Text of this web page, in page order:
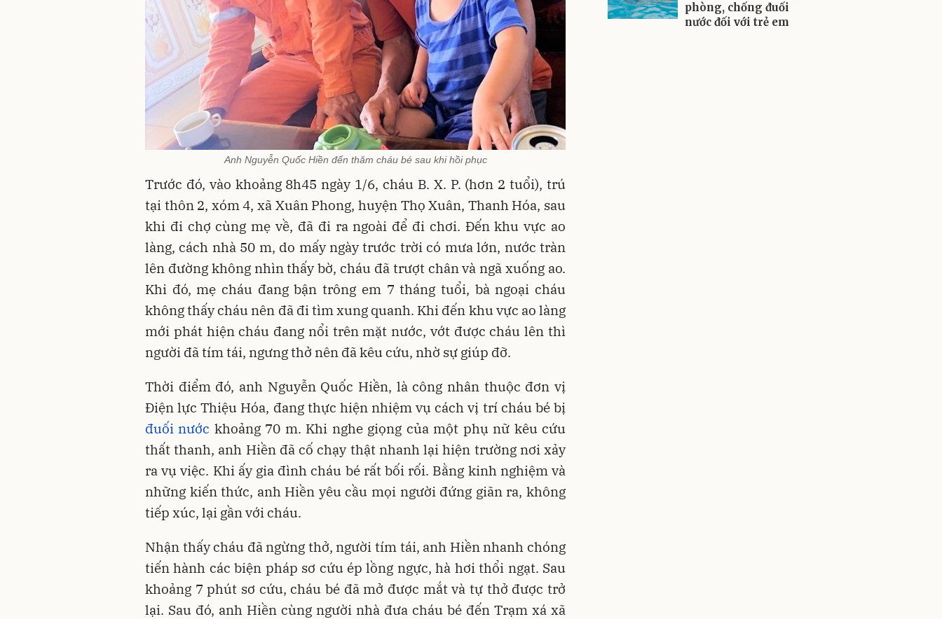
Anh Nguyễn Quốc Hiền đến thăm cháu bé sau khi hồi phục
Trước đó, vào khoảng 8h45 ngày 1/6, cháu B. X. P. (hơn 2 tuổi), trú
tại thôn 2, xóm 4, xã Xuân Phong, huyện Thọ Xuân, Thanh Hóa, sau
khi đi chợ cùng mẹ về, đã đi ra ngoài để đi chơi. Đến khu vực ao
làng, cách nhà 50 m, do mấy ngày trước trời có mưa lớn, nước tràn
lên đường không nhìn thấy bờ, cháu đã trượt chân và ngã xuống ao.
Khi đó, mẹ cháu đang bận trông em 7 tháng tuổi, bà ngoại cháu
không thấy cháu nên đã đi tìm xung quanh. Khi đến khu vực ao làng
mới phát hiện cháu đang nổi trên mặt nước, vớt được cháu lên thì
người đã tím tái, ngưng thở nên đã kêu cứu, nhờ sự giúp đỡ.
Thời điểm đó, anh Nguyễn Quốc Hiền, là công nhân thuộc đơn vị
Điện lực Thiệu Hóa, đang thực hiện nhiệm vụ cách vị trí cháu bé bị
đuối nước khoảng 70 m. Khi nghe giọng của một phụ nữ kêu cứu
thất thanh, anh Hiền đã cố chạy thật nhanh lại hiện trường nơi xảy
ra vụ việc. Khi ấy gia đình cháu bé rất bối rối. Bằng kinh nghiệm và
những kiến thức, anh Hiền yêu cầu mọi người đứng giãn ra, không
tiếp xúc, lại gần với cháu.
Nhận thấy cháu đã ngừng thở, người tím tái, anh Hiền nhanh chóng
tiến hành các biện pháp sơ cứu ép lồng ngực, hà hơi thổi ngạt. Sau
khoảng 7 phút sơ cứu, cháu bé đã mở được mắt và tự thở được trở
lại. Sau đó, anh Hiền cùng người nhà đưa cháu bé đến Trạm xá xã
phòng, chống đuối
nước đối với trẻ em